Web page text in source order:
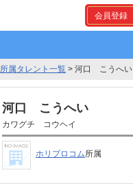
会員登録
所属タレント一覧 > 河口 こうへい
河口 こうへい
カワグチ コウヘイ
ホリプロコム所属